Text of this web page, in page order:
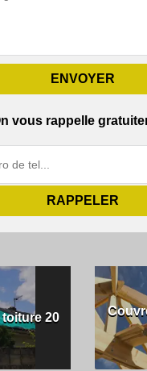
vous rappelle
20